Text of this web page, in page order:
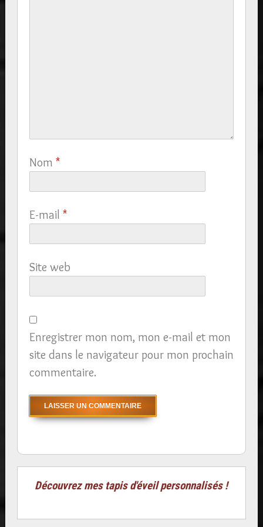
Nom *
E-mail *
Site web
Enregistrer mon nom, mon e-mail et mon
site dans le navigateur pour mon prochain
commentaire.
Découvrez mes tapis d'éveil personnalisés !